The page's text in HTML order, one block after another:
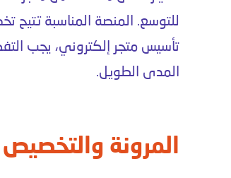
للتوسع. المنصة المناسبة تتيح
تأسيس متجر إلكتروني، يجب
المدى الطويل.
المرونة والتخصيص